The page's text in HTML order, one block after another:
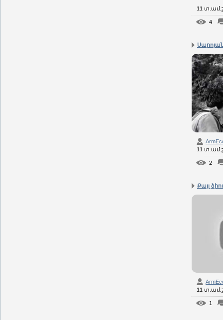
11
4
Սարոյան
11
2
Քայլ
11
1